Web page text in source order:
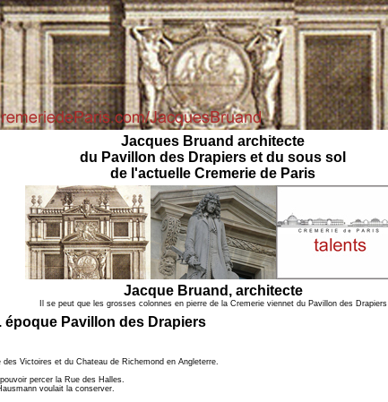
Jacques Bruand architecte
du Pavillon des Drapiers et du sous sol
de l'actuelle Cremerie de Paris
Jacque Bruand, architecte
Il se peut que les grosses colonnes en pierre de la Cremerie viennet du Pavillon des Drapiers
époque Pavillon des Drapiers
Victoires et du Chateau de Richemond en Angleterre.
percer la Rue des Halles.
voulait la conserver.